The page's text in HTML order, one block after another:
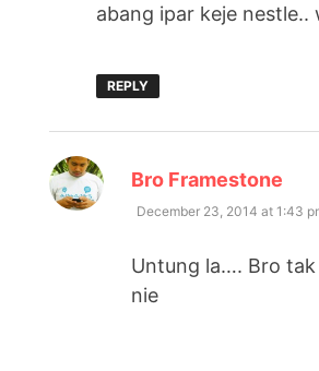
abang ipar keje nestle..
REPLY
Bro Framestone
December 23, 2014 at 1:43
Untung la…. Bro tak
nie